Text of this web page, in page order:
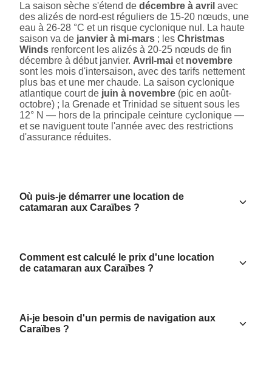
La saison sèche s'étend de décembre à avril avec
des alizés de nord-est réguliers de 15-20 nœuds, une
eau à 26-28 °C et un risque cyclonique nul. La haute
saison va de janvier à mi-mars ; les Christmas
Winds renforcent les alizés à 20-25 nœuds de fin
décembre à début janvier. Avril-mai et novembre
sont les mois d'intersaison, avec des tarifs nettement
plus bas et une mer chaude. La saison cyclonique
atlantique court de juin à novembre (pic en août-
octobre) ; la Grenade et Trinidad se situent sous les
12° N — hors de la principale ceinture cyclonique —
et se naviguent toute l'année avec des restrictions
d'assurance réduites.
Où puis-je démarrer une location de
catamaran aux Caraïbes ?
Comment est calculé le prix d'une location
de catamaran aux Caraïbes ?
Ai-je besoin d'un permis de navigation aux
Caraïbes ?